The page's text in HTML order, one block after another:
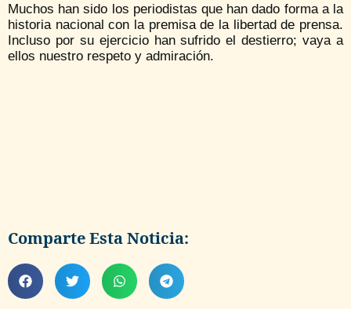
Muchos han sido los periodistas que han dado forma a la
historia nacional con la premisa de la libertad de prensa.
Incluso por su ejercicio han sufrido el destierro; vaya a
ellos nuestro respeto y admiración.
Comparte Esta Noticia: